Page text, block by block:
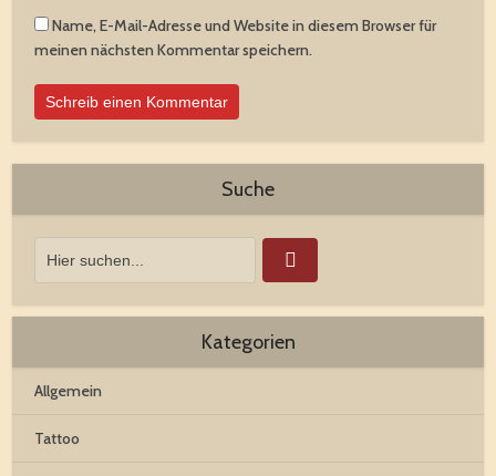
Name, E-Mail-Adresse und Website in diesem Browser für
meinen nächsten Kommentar speichern.
Suche
Kategorien
Allgemein
Tattoo